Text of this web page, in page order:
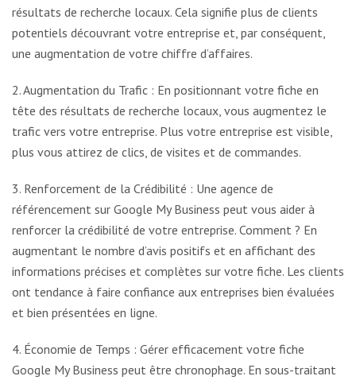
résultats de recherche locaux. Cela signifie plus de clients
potentiels découvrant votre entreprise et, par conséquent,
une augmentation de votre chiffre d’affaires.
2. Augmentation du Trafic : En positionnant votre fiche en
tête des résultats de recherche locaux, vous augmentez le
trafic vers votre entreprise. Plus votre entreprise est visible,
plus vous attirez de clics, de visites et de commandes.
3. Renforcement de la Crédibilité : Une agence de
référencement sur Google My Business peut vous aider à
renforcer la crédibilité de votre entreprise. Comment ? En
augmentant le nombre d’avis positifs et en affichant des
informations précises et complètes sur votre fiche. Les clients
ont tendance à faire confiance aux entreprises bien évaluées
et bien présentées en ligne.
4. Économie de Temps : Gérer efficacement votre fiche
Google My Business peut être chronophage. En sous-traitant